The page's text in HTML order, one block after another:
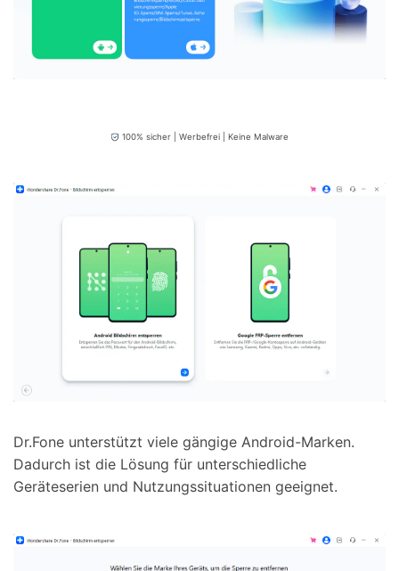
100% sicher | Werbefrei | Keine Malware
Dr.Fone unterstützt viele gängige Android-Marken.
Dadurch ist die Lösung für unterschiedliche
Geräteserien und Nutzungssituationen geeignet.